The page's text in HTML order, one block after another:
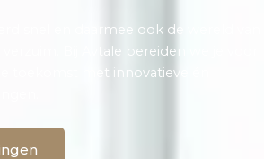
snel en daarmee ook de wereld van
Bij Avtale bereiden we je voor
toekomst met innovatieve én